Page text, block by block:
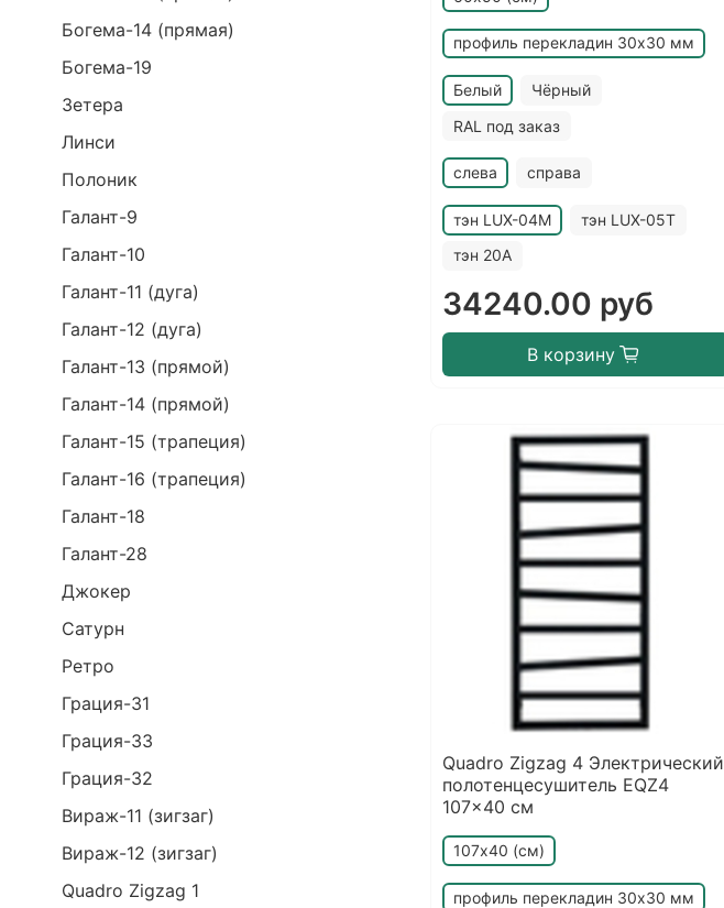
профиль перекладин 30х30 мм
Белый
Чёрный
RAL под заказ
слева справа
тэн LUX-04M
тэн LUX-05T
тэн 20A
34240.00 руб
В корзину
Quadro Zigzag 4 Электрический
полотенцесушитель EQZ4
107x40 см
107х40 (см)
профиль перекладин 30х30 мм
Богема-14 (прямая)
Богема-19
Зетера
Линси
Полоник
Галант-9
Галант-10
Галант-11 (дуга)
Галант-12 (дуга)
Галант-13 (прямой)
Галант-14 (прямой)
Галант-15 (трапеция)
Галант-16 (трапеция)
Галант-18
Галант-28
Джокер
Сатурн
Ретро
Грация-31
Грация-33
Грация-32
Вираж-11 (зигзаг)
Вираж-12 (зигзаг)
Quadro Zigzag 1